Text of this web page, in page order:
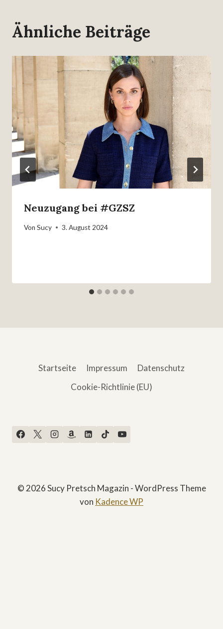
Ähnliche Beiträge
Neuzugang bei #GZSZ
Von Sucy 3. August 2024
Startseite Impressum
Datenschutz
Cookie-Richtlinie (EU)
© 2026 Sucy Pretsch Magazin - WordPress Theme
von Kadence WP